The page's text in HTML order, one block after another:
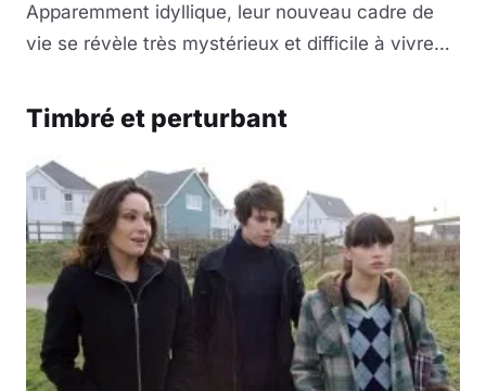
Apparemment idyllique, leur nouveau cadre de
vie se révèle très mystérieux et difficile à vivre…
Timbré et perturbant